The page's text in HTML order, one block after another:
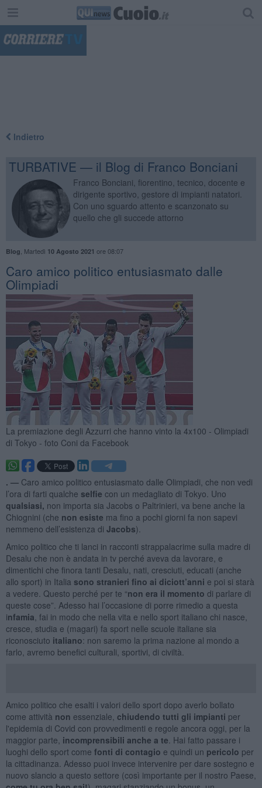
Indietro
TURBATIVE — il Blog di Franco Bonciani
Franco Bonciani, fiorentino, tecnico, docente e
dirigente sportivo, gestore di impianti natatori.
Con uno sguardo attento e scanzonato su
quello che gli succede attorno
Blog Martedì 10 Agosto 2021 ore 08:07
Caro amico politico entusiasmato dalle
Olimpiadi
La premiazione degli Azzurri che hanno vinto la 4x100 - Olimpiadi
di Tokyo - foto Coni da Facebook
. — Caro amico politico entusiasmato dalle Olimpiadi, che non vedi
l’ora di farti qualche selfie con un medagliato di Tokyo. Uno
qualsiasi, non importa sia Jacobs o Paltrinieri, va bene anche la
Chiognini (che non esiste ma fino a pochi giorni fa non sapevi
nemmeno dell’esistenza di Jacobs).
Amico politico che ti lanci in racconti strappalacrime sulla madre di
Desalu che non è andata in tv perché aveva da lavorare, e
dimentichi che finora tanti Desalu, nati, cresciuti, educati (anche
allo sport) in Italia sono stranieri fino ai diciott’anni e poi si starà
a vedere. Questo perché per te “non era il momento di parlare di
queste cose”. Adesso hai l’occasione di porre rimedio a questa
infamia , fai in modo che nella vita e nello sport italiano chi nasce,
cresce, studia e (magari) fa sport nelle scuole italiane sia
riconosciuto italiano: non saremo la prima nazione al mondo a
farlo, avremo benefici culturali, sportivi, di civiltà.
Amico politico che esalti i valori dello sport dopo averlo bollato
come attività non essenziale, chiudendo tutti gli impianti per
l'epidemia di Covid con provvedimenti e regole ancora oggi, per la
maggior parte, incomprensibili anche a te . Hai fatto passare i
luoghi dello sport come fonti di contagio e quindi un pericolo per
la cittadinanza. Adesso puoi invece intervenire per dare sostegno e
nuovo slancio a questo settore (così importante per il nostro Paese,